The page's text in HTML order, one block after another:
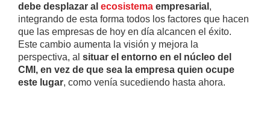
debe desplazar al ecosistema empresarial ,
integrando de esta forma todos los factores que hacen
que las empresas de hoy en día alcancen el éxito.
Este cambio aumenta la visión y mejora la
perspectiva, al situar el entorno en el núcleo del
CMI, en vez de que sea la empresa quien ocupe
este lugar, como venía sucediendo hasta ahora.